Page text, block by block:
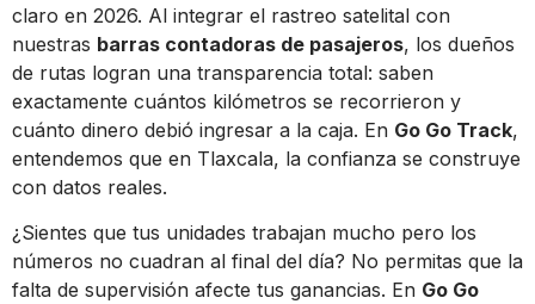
claro en 2026. Al integrar el rastreo satelital con
nuestras barras contadoras de pasajeros, los dueños
de rutas logran una transparencia total: saben
exactamente cuántos kilómetros se recorrieron y
cuánto dinero debió ingresar a la caja. En Go Go Track,
entendemos que en Tlaxcala, la confianza se construye
con datos reales.
¿Sientes que tus unidades trabajan mucho pero los
números no cuadran al final del día? No permitas que la
falta de supervisión afecte tus ganancias. En Go Go